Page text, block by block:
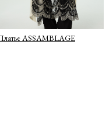
ASSAMBLAGE